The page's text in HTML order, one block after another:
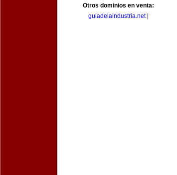
Otros dominios en venta:
guiadelaindustria.net|